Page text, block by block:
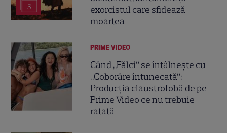
5
exorcistul care sfidează
moartea
PRIME VIDEO
Când „Fălci” se întâlnește cu
„Coborâre întunecată”:
Producția claustrofobă de pe
Prime Video ce nu trebuie
ratată